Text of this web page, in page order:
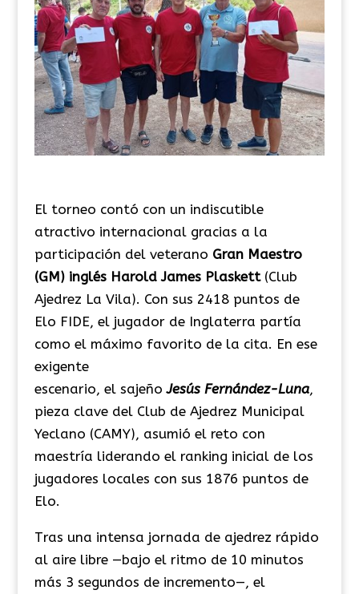
El torneo contó con un indiscutible
atractivo internacional gracias a la
participación del veterano Gran Maestro
(GM) inglés Harold James Plaskett(Club
Ajedrez La Vila). Con sus 2418 puntos de
Elo FIDE, el jugador de Inglaterra partía
como el máximo favorito de la cita. En ese
exigente
escenario, el sajeñoJesús Fernández-Luna,
pieza clave del Club de Ajedrez Municipal
Yeclano (CAMY), asumió el reto con
maestría liderando el ranking inicial de los
jugadores locales con sus 1876 puntos de
Elo.
Tras una intensa jornada de ajedrez rápido
al aire libre —bajo el ritmo de 10 minutos
más 3 segundos de incremento—, el